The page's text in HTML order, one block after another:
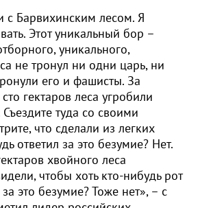
с Барвихинским лесом. Я
Этот уникальный бор –
уникального,
не тронул ни одни царь, ни
его и фашисты. За
гектаров леса угробили
туда со своими
что сделали из легких
ответил за это безумие? Нет.
хвойного леса
чтобы хоть кто-нибудь рот
это безумие? Тоже нет», – с